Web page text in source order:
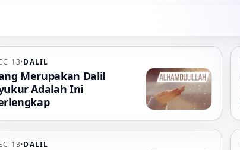
13·DALIL
Merupakan Dalil
Adalah Ini
13·DALIL